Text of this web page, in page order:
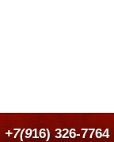
+7(916) 326-7764